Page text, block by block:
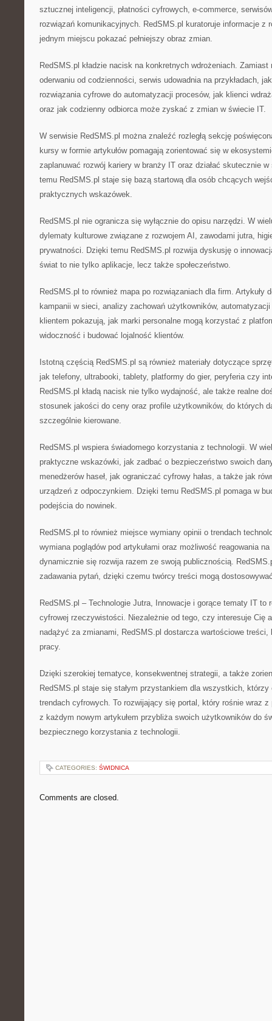
sztucznej inteligencji, płatności cyfrowych, e-commerce,
rozwiązań komunikacyjnych. RedSMS.pl kuratoruje informacje z
jednym miejscu pokazać pełniejszy obraz zmian.
RedSMS.pl kładzie nacisk na konkretnych wdrożeniach. Zamiast
oderwaniu od codzienności, serwis udowadnia na przykładach,
rozwiązania cyfrowe do automatyzacji procesów, jak klienci
oraz jak codzienny odbiorca może zyskać z zmian w świecie IT.
W serwisie RedSMS.pl można znaleźć rozległą sekcję
kursy w formie artykułów pomagają zorientować się w
zaplanuwać rozwój kariery w branży IT oraz działać skutecznie
temu RedSMS.pl staje się bazą startową dla osób chcących
praktycznych wskazówek.
RedSMS.pl nie ogranicza się wyłącznie do opisu narzędzi. W
dylematy kulturowe związane z rozwojem AI, zawodami jutra,
prywatności. Dzięki temu RedSMS.pl rozwija dyskusję o
świat to nie tylko aplikacje, lecz także społeczeństwo.
RedSMS.pl to również mapa po rozwiązaniach dla firm. Artykuły
kampanii w sieci, analizy zachowań użytkowników,
klientem pokazują, jak marki personalne mogą korzystać z
widoczność i budować lojalność klientów.
Istotną częścią RedSMS.pl są również materiały dotyczące
jak telefony, ultrabooki, tablety, platformy do gier, peryferia czy
RedSMS.pl kładą nacisk nie tylko wydajność, ale także realne
stosunek jakości do ceny oraz profile użytkowników, do których
szczególnie kierowane.
RedSMS.pl wspiera świadomego korzystania z technologii. W
praktyczne wskazówki, jak zadbać o bezpieczeństwo swoich
menedżerów haseł, jak ograniczać cyfrowy hałas, a także jak
urządzeń z odpoczynkiem. Dzięki temu RedSMS.pl pomaga w
podejścia do nowinek.
RedSMS.pl to również miejsce wymiany opinii o trendach
wymiana poglądów pod artykułami oraz możliwość reagowania
dynamicznie się rozwija razem ze swoją publicznością.
zadawania pytań, dzięki czemu twórcy treści mogą
RedSMS.pl – Technologie Jutra, Innowacje i gorące tematy IT to
cyfrowej rzeczywistości. Niezależnie od tego, czy interesuje Cię
nadążyć za zmianami, RedSMS.pl dostarcza wartościowe
pracy.
Dzięki szerokiej tematyce, konsekwentnej strategii, a także
RedSMS.pl staje się stałym przystankiem dla wszystkich,
trendach cyfrowych. To rozwijający się portal, który rośnie wraz
z każdym nowym artykułem przybliża swoich użytkowników do
bezpiecznego korzystania z technologii.
CATEGORIES: ŚWIDNICA
Comments are closed.